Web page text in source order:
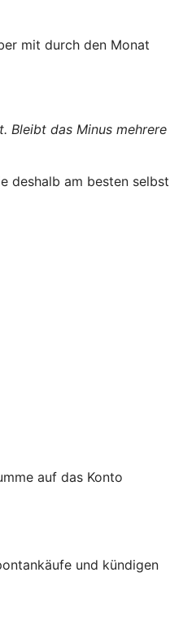
mit durch den Monat
Bleibt das Minus mehrere
deshalb am besten selbst
auf das Konto
und kündigen